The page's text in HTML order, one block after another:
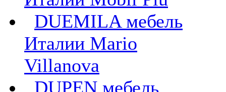
DUEMILA мебель
Италии Mario
Villanova
DUPEN мебель